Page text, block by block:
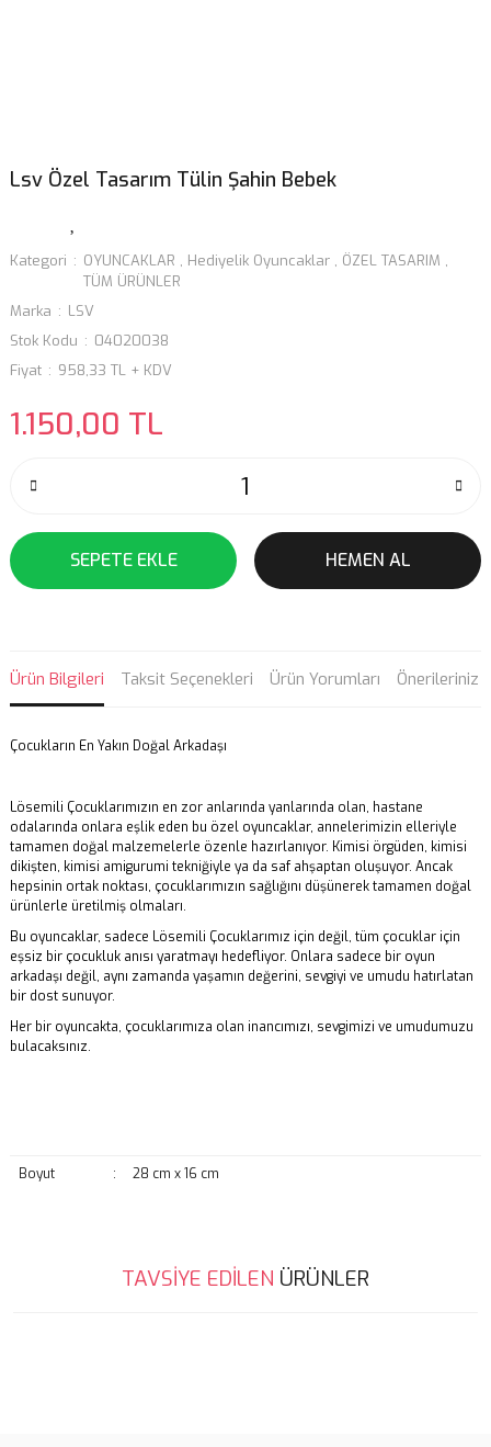
Lsv Özel Tasarım Tülin Şahin Bebek
Kategori OYUNCAKLAR , Hediyelik Oyuncaklar , ÖZEL TASARIM ,
TÜM ÜRÜNLER
Marka
LSV
Stok Kodu
04020038
Fiyat
958,33 TL + KDV
1.150,00 TL
SEPETE EKLE HEMEN AL
Ürün Bilgileri Taksit Seçenekleri Ürün Yorumları Önerileriniz
Çocukların En Yakın Doğal Arkadaşı
Lösemili Çocuklarımızın en zor anlarında yanlarında olan, hastane
odalarında onlara eşlik eden bu özel oyuncaklar, annelerimizin elleriyle
tamamen doğal malzemelerle özenle hazırlanıyor. Kimisi örgüden, kimisi
dikişten, kimisi amigurumi tekniğiyle ya da saf ahşaptan oluşuyor. Ancak
hepsinin ortak noktası, çocuklarımızın sağlığını düşünerek tamamen doğal
ürünlerle üretilmiş olmaları.
Bu oyuncaklar, sadece Lösemili Çocuklarımız için değil, tüm çocuklar için
eşsiz bir çocukluk anısı yaratmayı hedefliyor. Onlara sadece bir oyun
arkadaşı değil, aynı zamanda yaşamın değerini, sevgiyi ve umudu hatırlatan
bir dost sunuyor.
Her bir oyuncakta, çocuklarımıza olan inancımızı, sevgimizi ve umudumuzu
bulacaksınız.
Boyut : 28 cm x 16 cm
Bu ürünün fiyat bilgisi, resim, ürün açıklamalarında ve diğer
konularda yetersiz gördüğünüz noktaları öneri formunu kullanarak
TAVSİYE EDİLEN ÜRÜNLER